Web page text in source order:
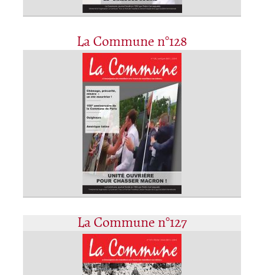
La Commune n°128
La Commune n°127